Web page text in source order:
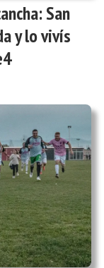
San
y lo vivís